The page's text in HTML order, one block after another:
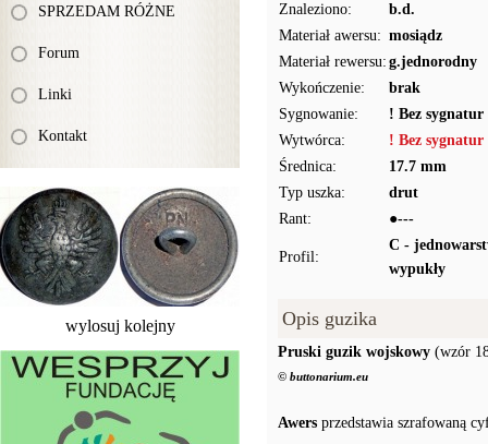
SPRZEDAM RÓŻNE
Forum
Linki
Kontakt
wylosuj kolejny
Znaleziono:
b.d.
Materiał awersu: mosiądz
Materiał rewersu: g.jednorodny
Wykończenie:
brak
Sygnowanie:
! Bez
Wytwórca:
! Bez
Średnica:
17.7 mm
Typ uszka:
drut
Rant:
●---
Profil:
C -
wypukły
Opis guzika
Pruski guzik wojskowy (wzór
© buttonarium.eu
Awers przedstawia szrafowaną